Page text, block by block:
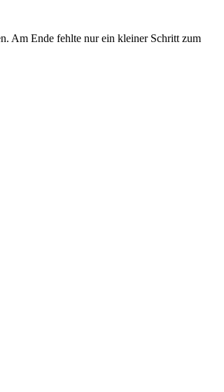
Am Ende fehlte nur ein kleiner Schritt zum